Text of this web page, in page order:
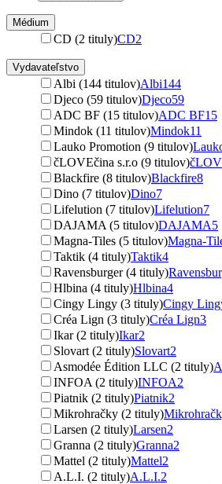
Médium
CD (2 tituly)CD2
Vydavateľstvo
Albi (144 titulov)Albi144
Djeco (59 titulov)Djeco59
ADC BF (15 titulov)ADC BF15
Mindok (11 titulov)Mindok11
Lauko Promotion (9 titulov)
čLOVEčina s.r.o (9 titulov)
Blackfire (8 titulov)Blackfire8
Dino (7 titulov)Dino7
Lifelution (7 titulov)Lifelution7
DAJAMA (5 titulov)DAJAMA5
Magna-Tiles (5 titulov)Magna-
Taktik (4 tituly)Taktik4
Ravensburger (4 tituly)
Hlbina (4 tituly)Hlbina4
Cingy Lingy (3 tituly)Cingy
Créa Lign (3 tituly)Créa Lign3
Ikar (2 tituly)Ikar2
Slovart (2 tituly)Slovart2
Asmodée Édition LLC (2 tituly)
INFOA (2 tituly)INFOA2
Piatnik (2 tituly)Piatnik2
Mikrohračky (2 tituly)
Larsen (2 tituly)Larsen2
Granna (2 tituly)Granna2
Mattel (2 tituly)Mattel2
A.L.I. (2 tituly)A.L.I.2